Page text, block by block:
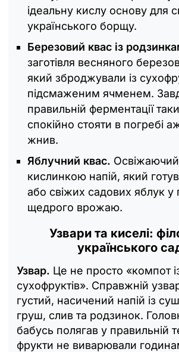
ідеальну кислу основу для
українського борщу.
Березовий квас із
заготівля весняного
який зброджували із
підсмаженим ячменем.
правильній ферментації
спокійно стояти в погребі
жнив.
Яблучний квас.
кислинкою напій, який
або свіжих садових яблук у
щедрого врожаю.
Узвари та киселі:
українського
Узвар. Це не просто «компот
сухофруктів». Справжній
густий, насичений напій із
груш, слив та родзинок.
бабусь полягав у правильній
фрукти не виварювали